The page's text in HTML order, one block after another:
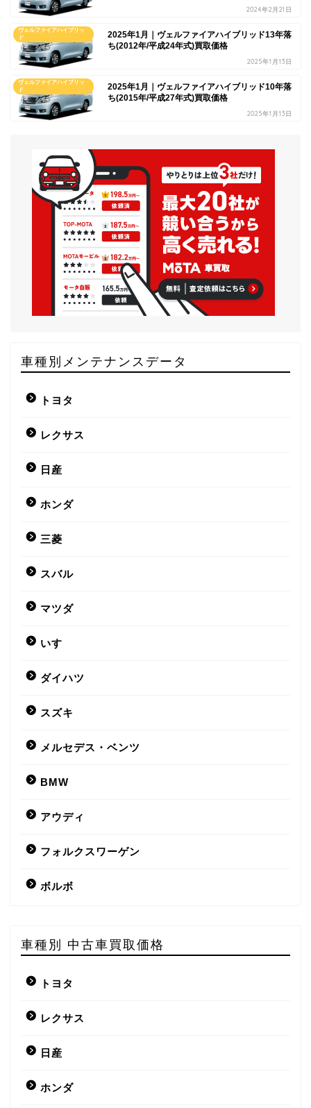
2024年2月21日
ヴェルファイアハイブリッ
ド
2025年1月｜ヴェルファイアハイブリッド13年落
ち(2012年/平成24年式)買取価格
2025年1月13日
ヴェルファイアハイブリッ
ド
2025年1月｜ヴェルファイアハイブリッド10年落
ち(2015年/平成27年式)買取価格
2025年1月13日
車種別メンテナンスデータ
トヨタ
レクサス
日産
ホンダ
三菱
スバル
マツダ
いすゞ
ダイハツ
スズキ
メルセデス・ベンツ
BMW
アウディ
フォルクスワーゲン
ボルボ
車種別 中古車買取価格
トヨタ
レクサス
日産
ホンダ